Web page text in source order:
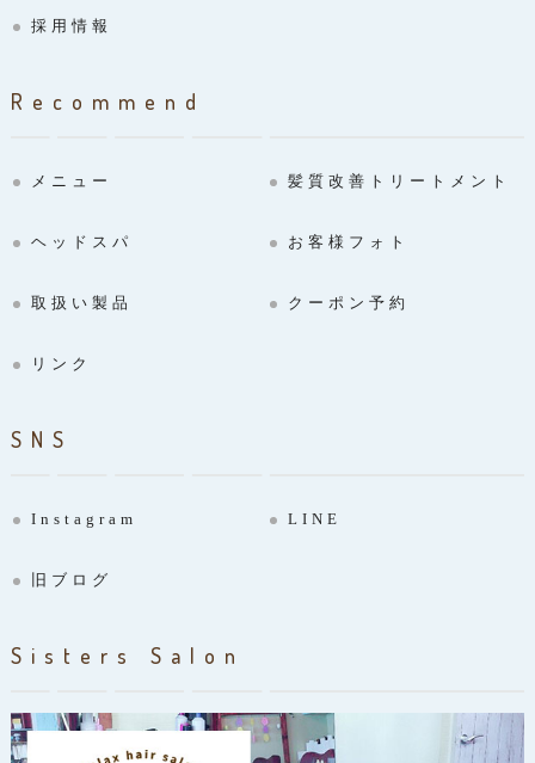
採用情報
Recommend
メニュー 髪質改善トリートメント
ヘッドスパ お客様フォト
取扱い製品 クーポン予約
リンク
SNS
Instagram LINE
旧ブログ
Sisters Salon